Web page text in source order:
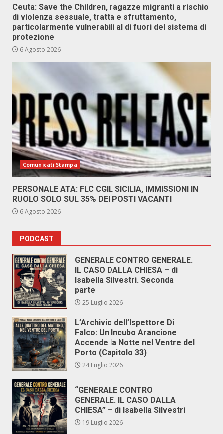
Ceuta: Save the Children, ragazze migranti a rischio
di violenza sessuale, tratta e sfruttamento,
particolarmente vulnerabili al di fuori del sistema di
protezione
6 Agosto 2026
Comunicati Stampa
PERSONALE ATA: FLC CGIL SICILIA, IMMISSIONI IN
RUOLO SOLO SUL 35% DEI POSTI VACANTI
6 Agosto 2026
PODCAST
GENERALE CONTRO GENERALE.
IL CASO DALLA CHIESA – di
Isabella Silvestri. Seconda
parte
25 Luglio 2026
L’Archivio dell’Ispettore Di
Falco: Un Incubo Arancione
Accende la Notte nel Ventre del
Porto (Capitolo 33)
24 Luglio 2026
“GENERALE CONTRO
GENERALE. IL CASO DALLA
CHIESA” – di Isabella Silvestri
19 Luglio 2026